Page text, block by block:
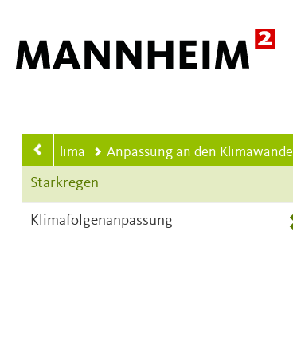
Klima Anpassung an den Klimawandel
Starkregen
Klimafolgenanpassung